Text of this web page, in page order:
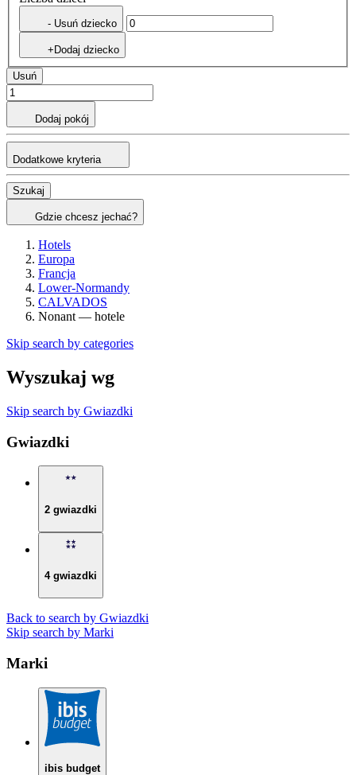
- Usuń dziecko
+Dodaj dziecko
Usuń
Dodaj pokój
Dodatkowe kryteria
Szukaj
Gdzie chcesz jechać?
Hotels
Europa
Francja
Lower-Normandy
CALVADOS
Nonant — hotele
Skip search by categories
Wyszukaj wg
Skip search by Gwiazdki
Gwiazdki
2 gwiazdki
4 gwiazdki
Back to search by Gwiazdki
Skip search by Marki
Marki
ibis budget